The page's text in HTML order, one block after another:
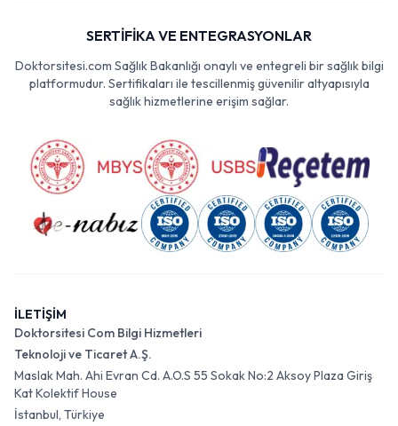
SERTİFİKA VE ENTEGRASYONLAR
Doktorsitesi.com Sağlık Bakanlığı onaylı ve entegreli bir sağlık bilgi
platformudur. Sertifikaları ile tescillenmiş güvenilir altyapısıyla
sağlık hizmetlerine erişim sağlar.
İLETİŞİM
Doktorsitesi Com Bilgi Hizmetleri
Teknoloji ve Ticaret A.Ş.
Maslak Mah. Ahi Evran Cd. A.O.S 55 Sokak No:2 Aksoy Plaza Giriş
Kat Kolektif House
İstanbul, Türkiye